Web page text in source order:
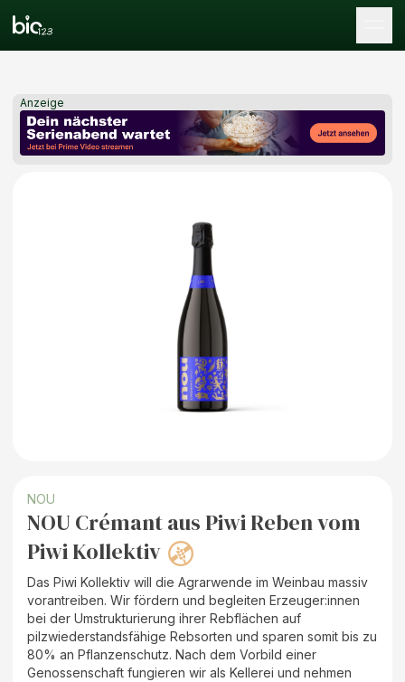
Anzeige
NOU
NOU Crémant aus Piwi Reben vom
Piwi Kollektiv
Das Piwi Kollektiv will die Agrarwende im Weinbau massiv
vorantreiben. Wir fördern und begleiten Erzeuger:innen
bei der Umstrukturierung ihrer Rebflächen auf
pilzwiederstandsfähige Rebsorten und sparen somit bis zu
80% an Pflanzenschutz. Nach dem Vorbild einer
Genossenschaft fungieren wir als Kellerei und nehmen